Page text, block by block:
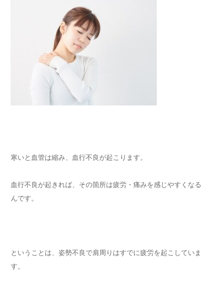
寒いと血管は縮み、血行不良が起こります。
血行不良が起きれば、その箇所は疲労・痛みを感じやすくなる
んです。
ということは、姿勢不良で肩周りはすでに疲労を起こしていま
す。